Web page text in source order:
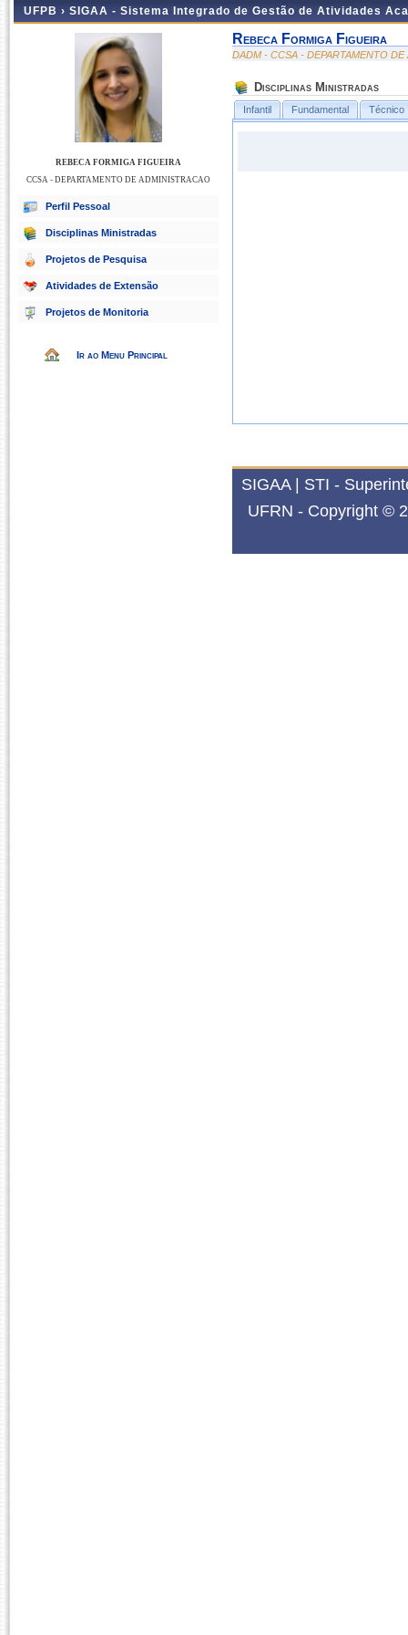
UFPB › SIGAA - Sistema Integrado de Gestão de Atividades
REBECA FORMIGA FIGUEIRA
CCSA - DEPARTAMENTO DE ADMINISTRACAO
Perfil Pessoal
Disciplinas Ministradas
Projetos de Pesquisa
Atividades de Extensão
Projetos de Monitoria
Ir ao Menu Principal
Rebeca Formiga Figueira
DADM - CCSA - DEPARTAMENTO
Disciplinas Ministradas
Infantil Fundamental Técnico
SIGAA | STI -
UFRN - Copyright ©